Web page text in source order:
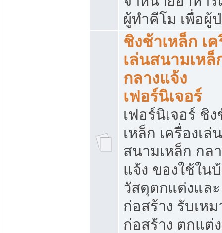
ผู้ทำคีโม เพื่อผู้
ชิงช้าเหล็ก เค
เล่นสนามเหล็
กลางแจ้ง
เฟอร์นิเจอร์
เฟอร์นิเจอร์ ชิง
เหล็ก เครื่องเล่น
สนามเหล็ก กล
แจ้ง ของใช้ใน
วัสดุตกแต่งและ
ก่อสร้าง รับเหม
ก่อสร้าง ตกแต่ง